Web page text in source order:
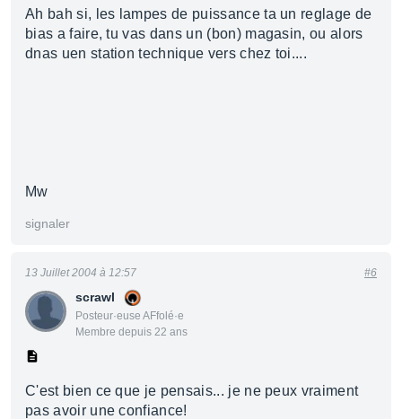
Ah bah si, les lampes de puissance ta un reglage de
bias a faire, tu vas dans un (bon) magasin, ou alors
dnas uen station technique vers chez toi....
Mw
signaler
scrawl
Posteur·euse AFfolé·e
Membre depuis 22 ans
13 Juillet 2004 à 12:57 #6
C'est bien ce que je pensais... je ne peux vraiment
pas avoir une confiance!